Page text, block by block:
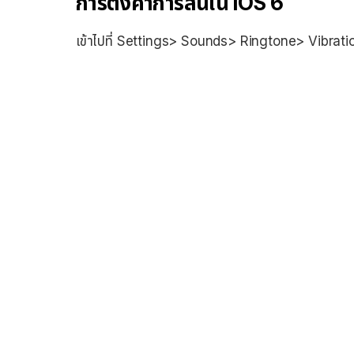
เข้าไปที่ Settings> Sounds> Ringtone>